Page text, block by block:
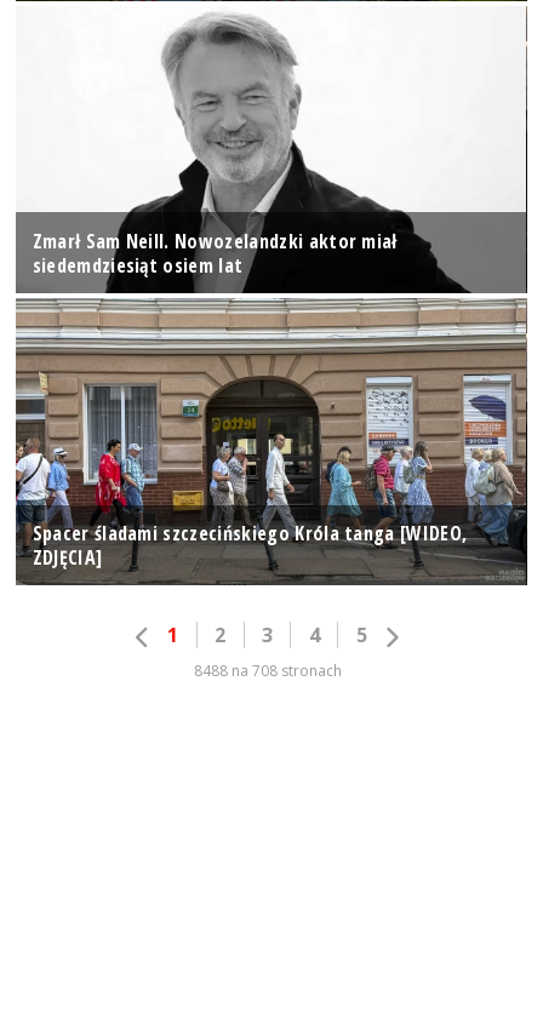
Zmarł Sam Neill. Nowozelandzki aktor miał
siedemdziesiąt osiem lat
Spacer śladami szczecińskiego Króla tanga [WIDEO,
ZDJĘCIA]
1 2 3 4 5
8488 na 708 stronach